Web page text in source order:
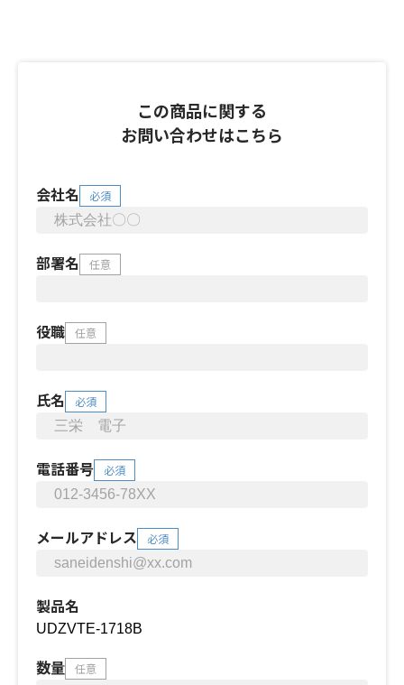
この商品に関する
お問い合わせはこちら
会社名 必須
部署名 任意
役職 任意
氏名 必須
電話番号 必須
メールアドレス 必須
製品名
数量 任意